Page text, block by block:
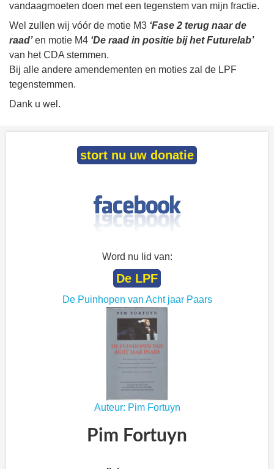
vandaagmoeten doen met een tegenstem van mijn fractie.
Wel zullen wij vóór de motie M3 ‘Fase 2 terug naar de
raad’en motie M4 ‘De raad in positie bij het Futurelab’
van het CDA stemmen.
Bij alle andere amendementen en moties zal de LPF
tegenstemmen.
Dank u wel.
stort nu uw donatie
Word nu lid van:
De LPF
De Puinhopen van Acht jaar Paars
Auteur: Pim Fortuyn
Pim Fortuyn